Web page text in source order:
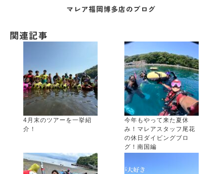
マレア福岡博多店のブログ
関連記事
4月末のツアーを一挙紹
介！
今年もやって来た夏休
み！マレアスタッフ尾花
の休日ダイビングブロ
グ！南国編